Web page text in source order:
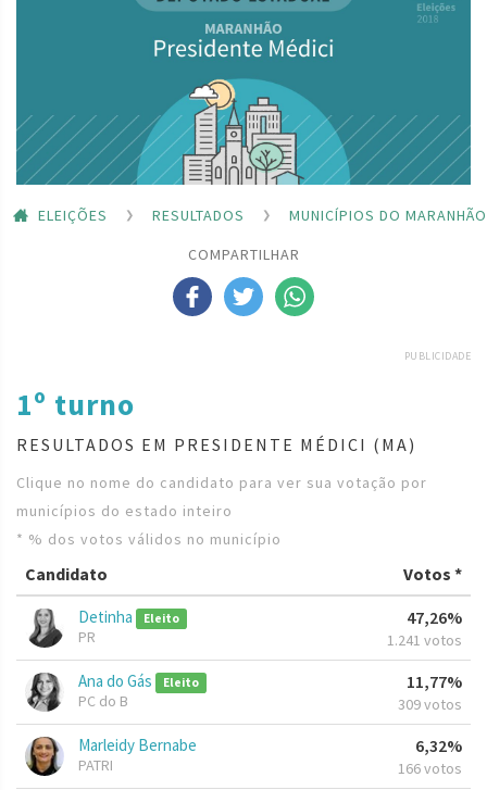
ELEIÇÕES RESULTADOS
MUNICÍPIOS DO MARANHÃO
COMPARTILHAR
PUBLICIDADE
1º turno
RESULTADOS EM PRESIDENTE MÉDICI (MA)
Clique no nome do candidato para ver sua votação por
municípios do estado inteiro
* % dos votos válidos no município
Candidato Votos *
Detinha Eleito
PR
47,26%
1.241 votos
Ana do Gás Eleito
PC do B
11,77%
309 votos
Marleidy Bernabe
PATRI
6,32%
166 votos